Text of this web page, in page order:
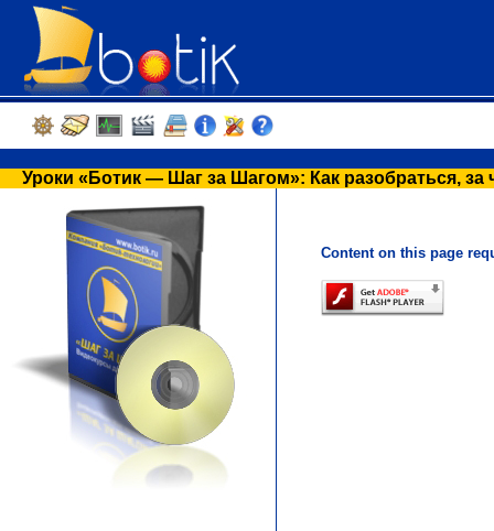
Уроки «Ботик — Шаг за Шагом»: Как разобраться, за
Content on this page